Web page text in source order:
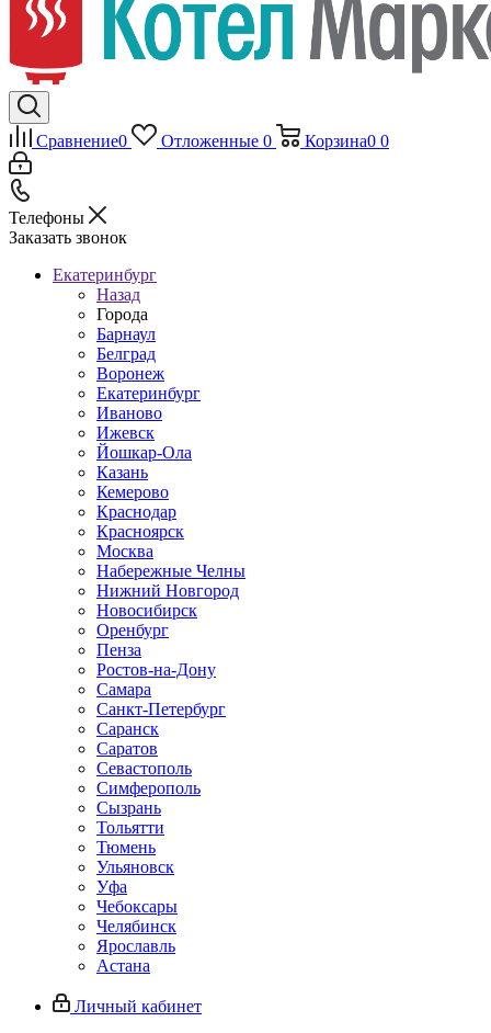
Сравнение0 Отложенные 0 Корзина0 0
Телефоны
Заказать звонок
Екатеринбург
Назад
Города
Барнаул
Белград
Воронеж
Екатеринбург
Иваново
Ижевск
Йошкар-Ола
Казань
Кемерово
Краснодар
Красноярск
Москва
Набережные Челны
Нижний Новгород
Новосибирск
Оренбург
Пенза
Ростов-на-Дону
Самара
Санкт-Петербург
Саранск
Саратов
Севастополь
Симферополь
Сызрань
Тольятти
Тюмень
Ульяновск
Уфа
Чебоксары
Челябинск
Ярославль
Астана
Личный кабинет